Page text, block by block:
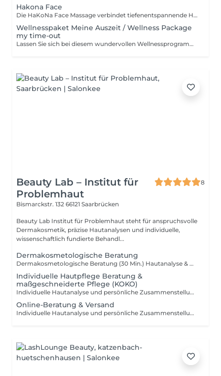
Hakona Face
Die HaKoNa Face Massage verbindet tiefenentspannende HaKoNa-Elemente mit gezielter Akupressur und ausgewählten Kobido-Techniken für Gesicht, Hals und Dekolleté. Sanfte Lifting-Impulse, lösende Kiefergriffe und durchblutungsfördernde Techniken sorgen für ein sichtbar frisches Hautbild, während gleichzeitig Verspannungen im Kopf- und Nackenbereich gelöst werden. Die Behandlung wirkt beruhigend, regenerierend und schenkt ein Gefühl tiefer Entspannung ideal für alle, die sich eine effektive und außergewöhnlich wohltuende Gesichtsmassage wünschen.
Wellnesspaket Meine Auszeit / Wellness Package
my time-out
Lassen Sie sich bei diesem wundervollen Wellnessprogramm verwöhnen. Zu Beginn erwarten Sie ein entspannendes Fußbad und ein reinigendes Fußpeeling. Anschließend folgt eine Ganzkörpermassage, die wir individuell Ihren Wünschen anpassen. Um Ihre Auszeit abzurunden, genießen Sie zusätzlich noch eine Gesichtsbehandlung, die den Bedürfnissen Ihrer Haut angepasst wird. Zum Abschluss ruhen Sie bei einem Smoothie ein wenig nach. Let yourself be pampered during this wonderful wellness program. At the beginning a relaxing foot bath and a cleansing foot a cleansing foot peeling. Afterwards followed by a full body massage, which will be individually to your individual wishes. To round off your time out, you will also enjoy a facial facial treatment, which is adapted to the needs of your skin. For the finish off with a smoothie and a little a little after. Leistungen: 15 Min. Fußbad und Fußpeeling 75 Min. Ganzkörpermassage nach Wahl 75 Min. Gesichtsbehandlung nach Wahl 15 Min. Nachruhen Smoothie Bademantel Handtücher Badeschlappen Services: 15 min. foot bath and foot peeling - 75 min. full body massage of your choice - 75 min. facial treatment of your choice - 15 min. rest - smoothie - bathrobe - towels - slippers
Beauty Lab – Institut für
Problemhaut
8
Bismarckstr. 132 66121 Saarbrücken
Beauty Lab Institut für Problemhaut steht für anspruchsvolle
Dermakosmetik, präzise Hautanalysen und individuelle,
wissenschaftlich fundierte Behandl...
Dermakosmetologische Beratung
Dermakosmetologische Beratung (30 Min.) Hautanalyse & Pflegeplan Für wen: Für alle, die endlich Klarheit möchten: Was braucht meine Haut wirklich? Was passt zu mir und was lieber nicht? Inhalt der Beratung (30 Min.): Kurze Anamnese & Zielklärung (Hautthemen, Gewohnheiten, Verträglichkeiten) Professionelle Hautanalyse (Hautzustand, Barriere, Feuchtigkeit, Sensibilität, Unreinheiten/Pigment/Reifezeichen je nach Thema) Check deines aktuellen Homecare: Wir gehen deine Produkte Schritt für Schritt durch (Was wirkt, was reizt, was ist überflüssig?) Individueller Pflegeplan für Zuhause (morgens/abends) + klare Prioritäten für die nächsten 14 Tage Behandlungsplan: Welche Studio-Behandlungen sind sinnvoll, in welcher Reihenfolge und in welchem Rhythmus (ohne Druck, du entscheidest) Ergebnis: Du gehst mit einem klaren, umsetzbaren Plan raus - passend zu deiner Haut, deinem Alltag und deinem Budget. Hinweis: Bitte bringe (wenn möglich) Fotos oder die Liste deiner aktuellen Pflegeprodukte mit.
Individuelle Hautpflege Beratung &
maßgeschneiderte Pflege (KOKO)
Individuelle Hautanalyse und persönliche Zusammenstellung Ihrer Pflege nach dem korneotherapeutischen KOKO-Prinzip. Die Produkte werden gezielt ausgewählt und mit Wirkstoffen (z. B. Liposomen, Seren) individuell auf Ihre Haut abgestimmt und kombiniert.
Online-Beratung & Versand
Individuelle Hautanalyse und persönliche Zusammenstellung Ihrer Pflege nach dem korneotherapeutischen KOKO-Prinzip. Die Produkte werden gezielt ausgewählt und mit Wirkstoffen (z. B. Liposomen, Seren) individuell auf Ihre Haut abgestimmt und kombiniert. Ihre individuell zusammengestellte Pflege wird bequem per Post zu Ihnen nach Hause gesendet.